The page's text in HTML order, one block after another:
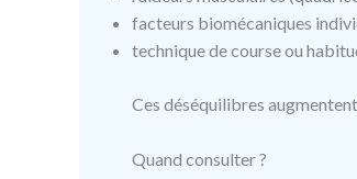
facteurs biomécaniques
technique de course ou
Ces déséquilibres
Quand consulter ?